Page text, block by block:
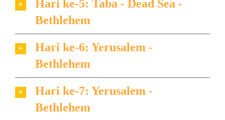
Hari ke-5: Taba - Dead Sea -
Bethlehem
Hari ke-6: Yerusalem -
Bethlehem
Hari ke-7: Yerusalem -
Bethlehem